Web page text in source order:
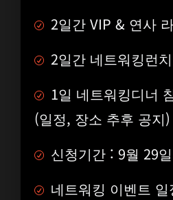
2일간 VIP & 연사
2일간 네트워킹런
1일 네트워킹디너
(일정, 장소 추후 공지)
신청기간 : 9월 29
네트워킹 이벤트